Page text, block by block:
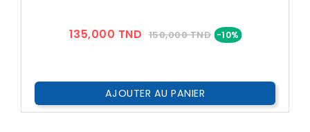
135,000 TND Prix
150,000 TND -10% Prix
AJOUTER AU PANIER